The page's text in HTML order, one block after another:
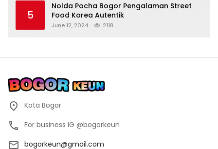
5
Nolda Pocha Bogor Pengalaman Street
Food Korea Autentik
June 12, 2024 2118
Kota Bogor
For business IG @bogorkeun
bogorkeun@gmail.com